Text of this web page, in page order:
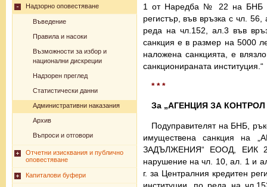
Надзорно оповестяване
Въведение
Правила и насоки
Възможности за избор и
национални дискреции
Надзорен преглед
Статистически данни
Административни наказания
Архив
Въпроси и отговори
Отчетни изисквания и публично
оповестяване
Капиталови буфери
1 от Наредба № 22 на БНБ
регистър, във връзка с чл.
реда на чл.152, ал.3 във
санкция е в размер на 5000
наложена санкцията, е
санкционираната институция.“
* * *
За „АГЕНЦИЯ ЗА
Подуправителят на БНБ,
имуществена санкция
ЗАДЪЛЖЕНИЯ“ ЕООД, ЕИК
нарушение на чл. 10, ал. 1 и
г. за Централния кредитен
институции, по реда на